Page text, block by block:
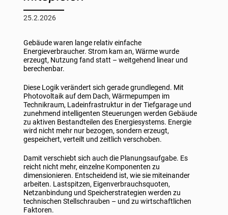
25.2.2026
Gebäude waren lange relativ einfache
Energieverbraucher. Strom kam an, Wärme wurde
erzeugt, Nutzung fand statt – weitgehend linear und
berechenbar.
Diese Logik verändert sich gerade grundlegend. Mit
Photovoltaik auf dem Dach, Wärmepumpen im
Technikraum, Ladeinfrastruktur in der Tiefgarage und
zunehmend intelligenten Steuerungen werden Gebäude
zu aktiven Bestandteilen des Energiesystems. Energie
wird nicht mehr nur bezogen, sondern erzeugt,
gespeichert, verteilt und zeitlich verschoben.
Damit verschiebt sich auch die Planungsaufgabe. Es
reicht nicht mehr, einzelne Komponenten zu
dimensionieren. Entscheidend ist, wie sie miteinander
arbeiten. Lastspitzen, Eigenverbrauchsquoten,
Netzanbindung und Speicherstrategien werden zu
technischen Stellschrauben – und zu wirtschaftlichen
Faktoren.